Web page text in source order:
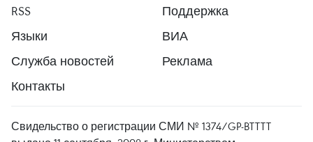
RSS
Поддержка
Языки
ВИА
Служба новостей
Реклама
Контакты
Свидельство о регистрации СМИ № 1374/GP-BTTTT